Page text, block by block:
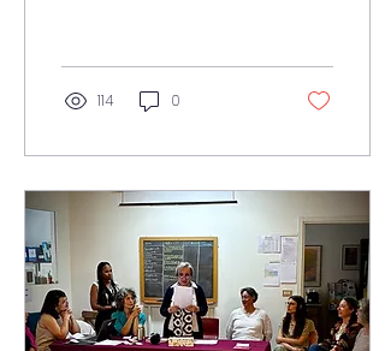
quadriennale di
formazione
interdisciplinare in
secondo il Metodo
Stella Maris,
Musicoterapia
Antroposofica e
Arteterapia della Parola.
114 0